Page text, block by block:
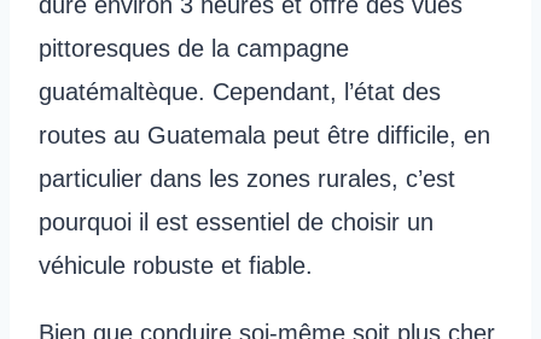
dure environ 3 heures et offre des vues
pittoresques de la campagne
guatémaltèque. Cependant, l’état des
routes au Guatemala peut être difficile, en
particulier dans les zones rurales, c’est
pourquoi il est essentiel de choisir un
véhicule robuste et fiable.
Bien que conduire soi-même soit plus cher